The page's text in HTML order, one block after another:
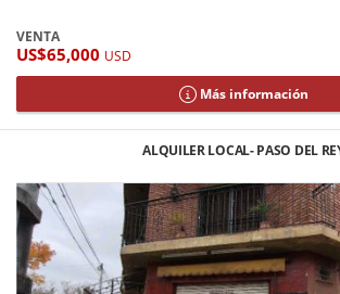
VENTA
US$65,000 USD
Más información
ALQUILER LOCAL- PASO DEL